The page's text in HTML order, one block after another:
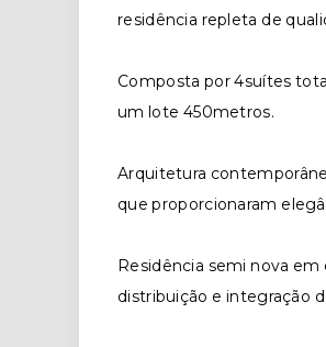
residência repleta de
Composta por 4suítes
um lote 450metros.
Arquitetura
que proporcionaram
Residência semi nova
distribuição e integração